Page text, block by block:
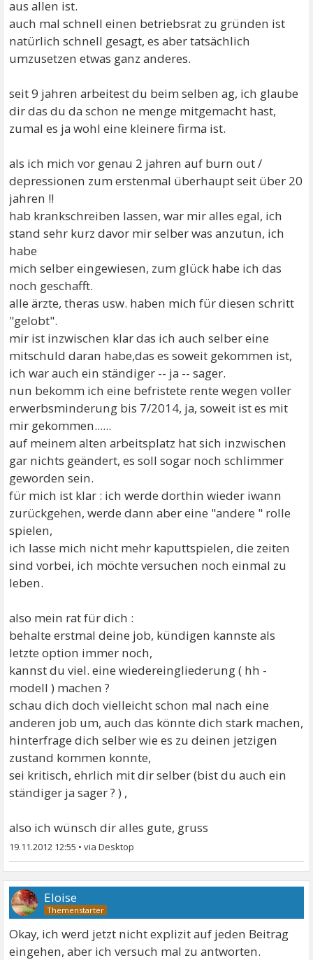
aus allen ist.
auch mal schnell einen betriebsrat zu gründen ist
natürlich schnell gesagt, es aber tatsächlich
umzusetzen etwas ganz anderes.
seit 9 jahren arbeitest du beim selben ag, ich glaube
dir das du da schon ne menge mitgemacht hast,
zumal es ja wohl eine kleinere firma ist.
als ich mich vor genau 2 jahren auf burn out /
depressionen zum erstenmal überhaupt seit über 20
jahren !!
hab krankschreiben lassen, war mir alles egal, ich
stand sehr kurz davor mir selber was anzutun, ich
habe
mich selber eingewiesen, zum glück habe ich das
noch geschafft.
alle ärzte, theras usw. haben mich für diesen schritt
"gelobt".
mir ist inzwischen klar das ich auch selber eine
mitschuld daran habe,das es soweit gekommen ist,
ich war auch ein ständiger -- ja -- sager.
nun bekomm ich eine befristete rente wegen voller
erwerbsminderung bis 7/2014, ja, soweit ist es mit
mir gekommen......
auf meinem alten arbeitsplatz hat sich inzwischen
gar nichts geändert, es soll sogar noch schlimmer
geworden sein.
für mich ist klar : ich werde dorthin wieder iwann
zurückgehen, werde dann aber eine "andere " rolle
spielen,
ich lasse mich nicht mehr kaputtspielen, die zeiten
sind vorbei, ich möchte versuchen noch einmal zu
leben.
also mein rat für dich :
behalte erstmal deine job, kündigen kannste als
letzte option immer noch,
kannst du viel. eine wiedereingliederung ( hh -
modell ) machen ?
schau dich doch vielleicht schon mal nach eine
anderen job um, auch das könnte dich stark machen,
hinterfrage dich selber wie es zu deinen jetzigen
zustand kommen konnte,
sei kritisch, ehrlich mit dir selber (bist du auch ein
ständiger ja sager ? ) ,
also ich wünsch dir alles gute, gruss
19.11.2012 12:55 •
Eloise
Okay, ich werd jetzt nicht explizit auf jeden Beitrag
eingehen, aber ich versuch mal zu antworten.